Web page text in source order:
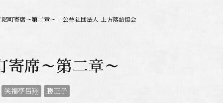
階町寄席～第二章～ - 公益社団法人 上方落語協会
寄席～第二章～
笑福亭呂翔 勝正子